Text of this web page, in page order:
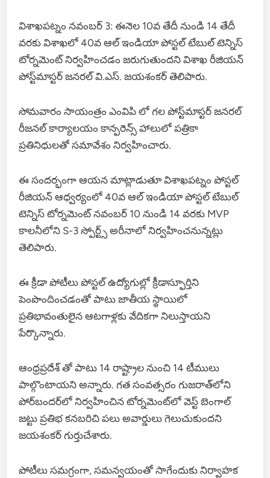
విశాఖపట్నం నవంబర్ 3: ఈనెల 10వ తేదీ నుండి 14 తేదీ
వరకు విశాఖలో 40వ ఆల్ ఇండియా పోస్టల్ టేబుల్ టెన్నిస్
టోర్నమెంట్ నిర్వహించడం జరుగుతుందని విశాఖ రీజియన్
పోస్ట్‌మాస్టర్ జనరల్ వి.ఎస్. జయశంకర్ తెలిపారు.
సోమవారం సాయంత్రం ఎంవిపి లో గల పోస్ట్‌మాస్టర్ జనరల్
రీజనల్ కార్యాలయం కాన్ఫరెన్స్ హాలులో పత్రికా
ప్రతినిధులతో సమావేశం నిర్వహించారు.
ఈ సందర్భంగా ఆయన మాట్లాడుతూ విశాఖపట్నం పోస్టల్
రీజియన్ ఆధ్వర్యంలో 40వ ఆల్ ఇండియా పోస్టల్ టేబుల్
టెన్నిస్ టోర్నమెంట్ నవంబర్ 10 నుండి 14 వరకు MVP
కాలనీలోని S-3 స్పోర్ట్స్ అరీనాలో నిర్వహించనున్నట్లు
తెలిపారు.
ఈ క్రీడా పోటీలు పోస్టల్ ఉద్యోగుల్లో క్రీడాస్ఫూర్తిని
పెంపొందించడంతో పాటు జాతీయ స్థాయిలో
ప్రతిభావంతులైన ఆటగాళ్లకు వేదికగా నిలుస్తాయని
పేర్కొన్నారు.
ఆంధ్రప్రదేశ్ తో పాటు 14 రాష్ట్రాల నుంచి 14 టీములు
పాల్గొంటాయని అన్నారు. గత సంవత్సరం గుజరాత్‌లోని
పోర్‌బందర్‌లో నిర్వహించిన టోర్నమెంట్‌లో వెస్ట్ బెంగాల్
జట్టు ప్రతిభ కనబరిచి పలు అవార్డులు గెలుచుకుందని
జయశంకర్ గుర్తుచేశారు.
పోటీలు సమగ్రంగా, సమన్వయంతో సాగేందుకు నిర్వాహక